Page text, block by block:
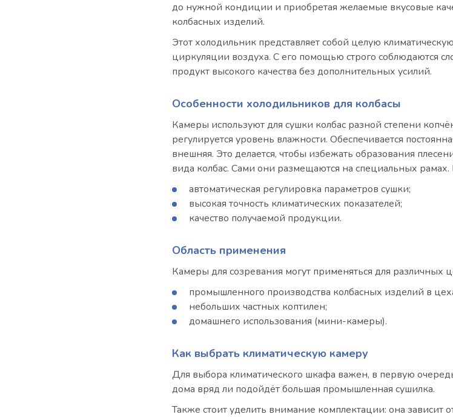
до нужной кондиции и приобретая желаемые вкусовые
колбасных изделий.
Этот холодильник представляет собой целую
циркуляции воздуха. С его помощью строго соблюдаются
продукт высокого качества без дополнительных усилий.
Особенности холодильников для колбасы
Камеры используют для сушки колбас разной степени
регулируется уровень влажности. Обеспечивается
внешняя. Это делается, чтобы избежать образования
вида колбас. Сами они размещаются на специальных
автоматическая регулировка параметров сушки;
высокая точность климатических показателей;
качество получаемой продукции.
Область применения
Камеры для созревания могут применяться для различных
промышленного производства колбасных изделий в
небольших частных коптилен;
домашнего использования (мини-камеры).
Как выбрать климатическую камеру
Для выбора климатического шкафа важен, в первую
дома вряд ли подойдёт большая промышленная сушилка.
Также стоит уделить внимание комплектации: она зависит